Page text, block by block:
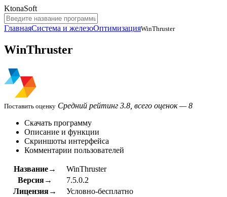
KtonaSoft
ГлавнаяСистема и железоОптимизацияWinThruster
WinThruster
Поставить оценку Средний рейтинг 3.8, всего оценок — 8
Скачать программу
Описание и функции
Скриншоты интерфейса
Комментарии пользователей
Название→
WinThruster
Версия→
7.5.0.2
Лицензия→
Условно-бесплатно